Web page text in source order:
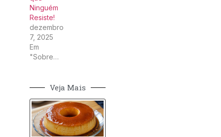
Ninguém
Resiste!
dezembro
7, 2025
Em
"Sobremesas"
Veja Mais